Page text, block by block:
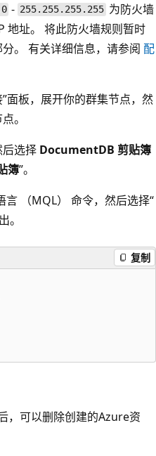
- 255.255.255.255 为防火墙
地址。 将此防火墙规则暂时
。 有关详细信息，请参阅 配
面板，展开你的群集节点，然
。
选择 DocumentDB 剪贴簿
簿”。
（MQL） 命令，然后选择“
。
复制
，可以删除创建的Azure资